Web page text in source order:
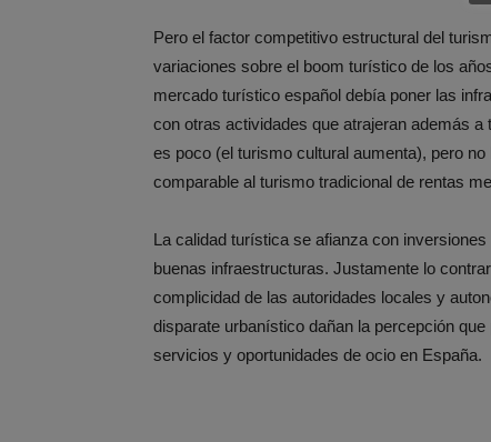
Pero el factor competitivo estructural del
variaciones sobre el boom turístico de los
mercado turístico español debía poner las
con otras actividades que atrajeran además
es poco (el turismo cultural aumenta), pero
comparable al turismo tradicional de rentas
La calidad turística se afianza con
buenas infraestructuras. Justamente lo
complicidad de las autoridades locales y
disparate urbanístico dañan la percepción
servicios y oportunidades de ocio en España.